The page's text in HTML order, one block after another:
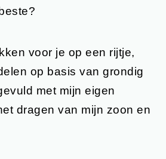
voor je op een rijtje,
op basis van grondig
met mijn eigen
dragen van mijn zoon en